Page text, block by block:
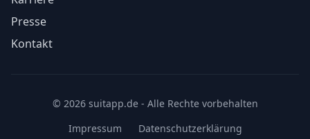
Presse
Kontakt
© 2026 suitapp.de - Alle Rechte vorbehalten
Impressum
Datenschutzerklärung